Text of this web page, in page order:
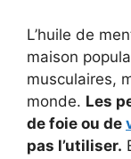
L’huile de
maison
musculaires,
monde. Les
de foie ou de
pas l’utiliser.